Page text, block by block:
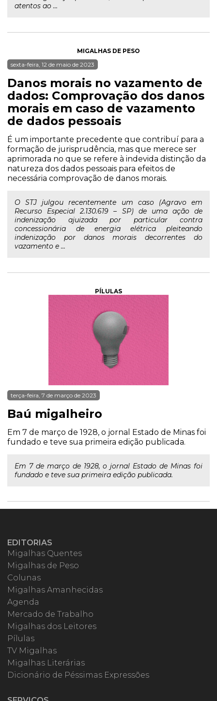
atentos ao ...
MIGALHAS DE PESO
sexta-feira, 12 de maio de 2023
Danos morais no vazamento de
dados: Comprovação dos danos
morais em caso de vazamento
de dados pessoais
É um importante precedente que contribuí para a
formação de jurisprudência, mas que merece ser
aprimorada no que se refere à indevida distinção da
natureza dos dados pessoais para efeitos de
necessária comprovação de danos morais.
O STJ julgou recentemente um caso (Agravo em
Recurso Especial 2.130.619 – SP) de uma ação de
indenização ajuizada por particular contra
concessionária de energia elétrica pleiteando
indenização por danos morais decorrentes do
vazamento e ...
PÍLULAS
terça-feira, 7 de março de 2023
Baú migalheiro
Em 7 de março de 1928, o jornal Estado de Minas foi
fundado e teve sua primeira edição publicada.
Em 7 de março de 1928, o jornal Estado de Minas foi
fundado e teve sua primeira edição publicada.
EDITORIAS
Migalhas Quentes
Migalhas de Peso
Colunas
Migalhas Amanhecidas
Agenda
Mercado de Trabalho
Migalhas dos Leitores
Pílulas
TV Migalhas
Migalhas Literárias
Dicionário de Péssimas Expressões